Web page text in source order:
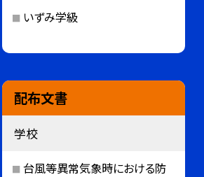
いずみ学級
配布文書
学校
台風等異常気象時における防